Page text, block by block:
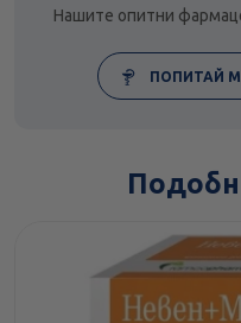
Нашите опитни
ПОПИТАЙ